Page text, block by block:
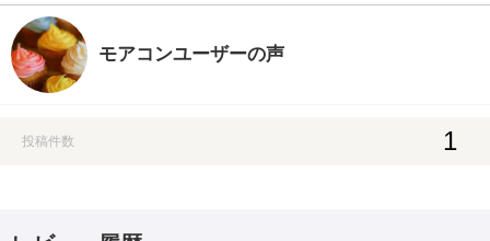
モアコンユーザーの声
投稿件数 1